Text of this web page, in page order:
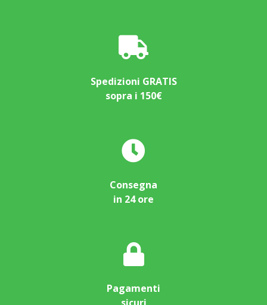
Spedizioni GRATIS
sopra i 150€
Consegna
in 24 ore
Pagamenti